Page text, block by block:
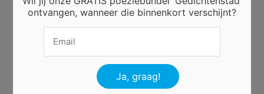
Tags
Huwelijk
Huwelijksbootje
Toekomst
ontvangen, wanneer die binnenkort verschijnt?